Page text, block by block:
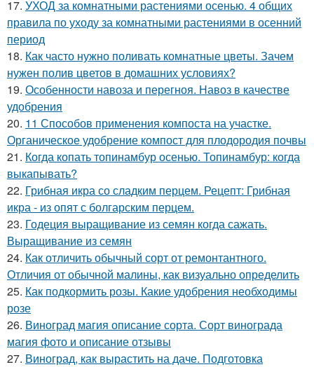
17. УХОД за комнатными растениями осенью. 4 общих
правила по уходу за комнатными растениями в осенний
период
18. Как часто нужно поливать комнатные цветы. Зачем
нужен полив цветов в домашних условиях?
19. Особенности навоза и перегноя. Навоз в качестве
удобрения
20. 11 Способов применения компоста на участке.
Органическое удобрение компост для плодородия почвы
21. Когда копать топинамбур осенью. Топинамбур: когда
выкапывать?
22. Грибная икра со сладким перцем. Рецепт: Грибная
икра - из опят с болгарским перцем.
23. Годеция выращивание из семян когда сажать.
Выращивание из семян
24. Как отличить обычный сорт от ремонтантного.
Отличия от обычной малины, как визуально определить
25. Как подкормить розы. Какие удобрения необходимы
розе
26. Виноград магия описание сорта. Сорт винограда
магия фото и описание отзывы
27. Виноград, как вырастить на даче. Подготовка